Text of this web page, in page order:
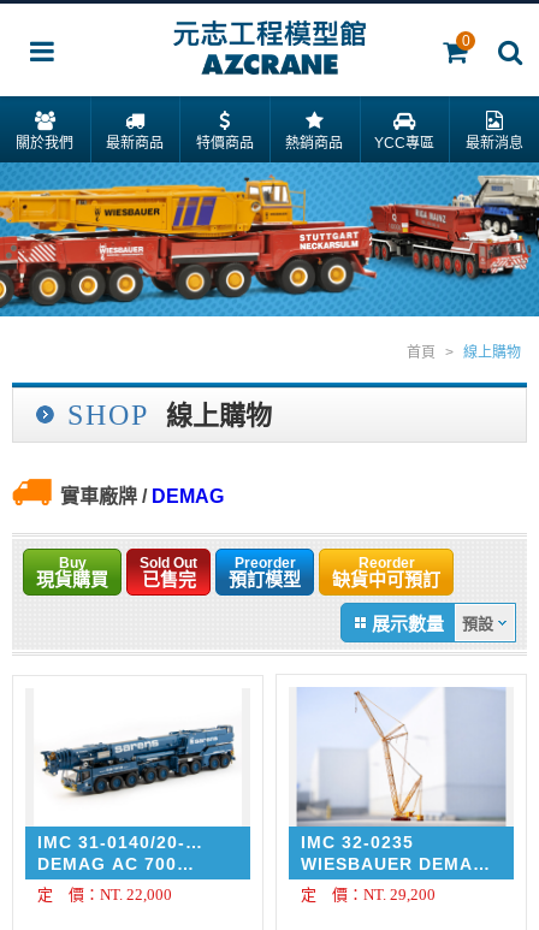
0
關於我們 最新商品 特價商品 熱銷商品 YCC專區 最新消息
SHOP 線上購物
首頁 > 線上購物
實車廠牌 / DEMAG
Buy
現貨購買
Sold Out
已售完
Preorder
預訂模型
Reorder
缺貨中可預訂
展示數量
IMC 31-0140/20-
3075EU
DEMAG AC 700
SARENS
定 價：NT. 22,000
IMC 32-0235
WIESBAUER DEMAG
CC-2800-1 CRAWLER
CRANE
定 價：NT. 29,200